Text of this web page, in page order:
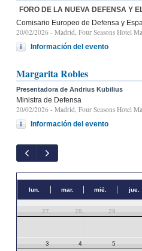
FORO DE LA NUEVA DEFENSA Y
Comisario Europeo de Defensa y
20/02/2026 - Madrid, Four Seasons Hotel
Información del evento
Margarita Robles
Presentadora de Andrius Kubilius
Ministra de Defensa
20/02/2026 - Madrid, Four Seasons Hotel
Información del evento
lun. mar. mié. jue.
27 28 29
3 4 5